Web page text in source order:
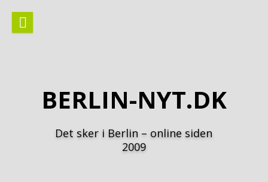
indhold
BERLIN-NYT.DK
Det sker i Berlin – online siden
2009